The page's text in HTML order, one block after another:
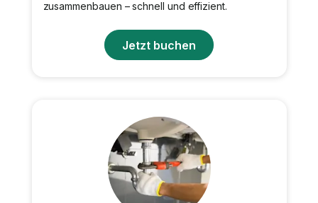
zusammenbauen – schnell und effizient.
Jetzt buchen